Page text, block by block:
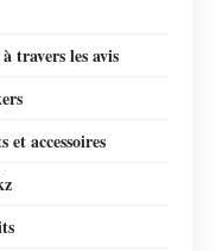
travers les avis
accessoires